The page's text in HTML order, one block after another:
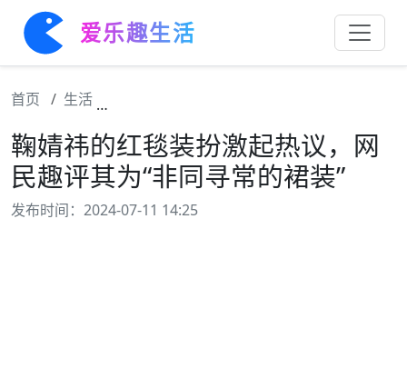
爱乐趣生活
首页 生活
鞠婧祎的红毯装扮激起热议，网
民趣评其为“非同寻常的裙装”
发布时间：2024-07-11 14:25